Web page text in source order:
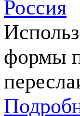
Россия
формы